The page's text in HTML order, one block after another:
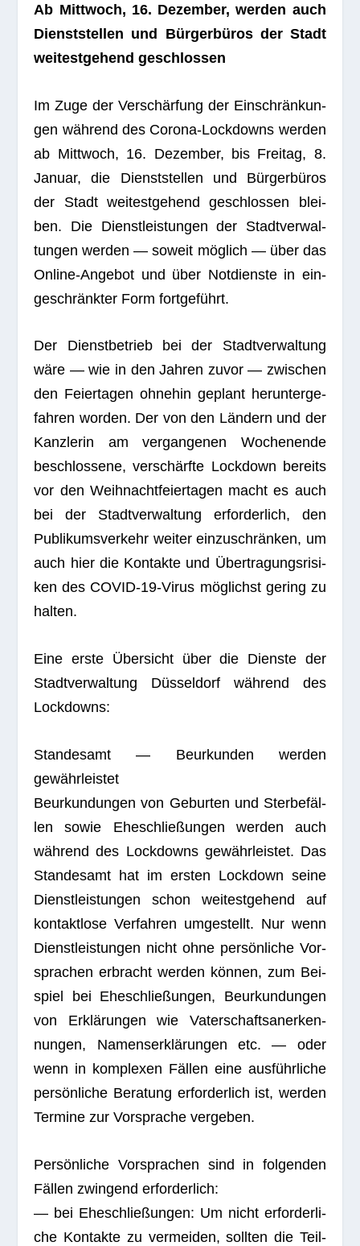
Ab Mitt­woch, 16. Dezem­ber, wer­den auch
Dienst­stel­len und Bür­ger­bü­ros der Stadt
wei­test­ge­hend geschlossen
Im Zuge der Ver­schär­fung der Ein­schrän­kun­
gen wäh­rend des Corona-Lock­downs wer­den
ab Mitt­woch, 16. Dezem­ber, bis Frei­tag, 8.
Januar, die Dienst­stel­len und Bür­ger­bü­ros
der Stadt wei­test­ge­hend geschlos­sen blei­
ben. Die Dienst­leis­tun­gen der Stadt­ver­wal­
tun­gen wer­den — soweit mög­lich — über das
Online-Ange­bot und über Not­dienste in ein­
ge­schränk­ter Form fortgeführt.
Der Dienst­be­trieb bei der Stadt­ver­wal­tung
wäre — wie in den Jah­ren zuvor — zwi­schen
den Fei­er­ta­gen ohne­hin geplant her­un­ter­ge­
fah­ren wor­den. Der von den Län­dern und der
Kanz­le­rin am ver­gan­ge­nen Wochen­ende
beschlos­sene, ver­schärfte Lock­down bereits
vor den Weih­nacht­fei­er­ta­gen macht es auch
bei der Stadt­ver­wal­tung erfor­der­lich, den
Publi­kums­ver­kehr wei­ter ein­zu­schrän­ken, um
auch hier die Kon­takte und Über­tra­gungs­ri­si­
ken des COVID-19-Virus mög­lichst gering zu
halten.
Eine erste Über­sicht über die Dienste der
Stadt­ver­wal­tung Düs­sel­dorf wäh­rend des
Lockdowns:
Stan­des­amt — Beur­kun­den wer­den
gewährleistet
Beur­kun­dun­gen von Gebur­ten und Ster­be­fäl­
len sowie Ehe­schlie­ßun­gen wer­den auch
wäh­rend des Lock­downs gewähr­leis­tet. Das
Stan­des­amt hat im ers­ten Lock­down seine
Dienst­leis­tun­gen schon wei­test­ge­hend auf
kon­takt­lose Ver­fah­ren umge­stellt. Nur wenn
Dienst­leis­tun­gen nicht ohne per­sön­li­che Vor­
spra­chen erbracht wer­den kön­nen, zum Bei­
spiel bei Ehe­schlie­ßun­gen, Beur­kun­dun­gen
von Erklä­run­gen wie Vater­schafts­an­er­ken­
nun­gen, Namens­er­klä­run­gen etc. — oder
wenn in kom­ple­xen Fäl­len eine aus­führ­li­che
per­sön­li­che Bera­tung erfor­der­lich ist, wer­den
Ter­mine zur Vor­spra­che vergeben.
Per­sön­li­che Vor­spra­chen sind in fol­gen­den
Fäl­len zwin­gend erforderlich:
— bei Ehe­schlie­ßun­gen: Um nicht erfor­der­li­
che Kon­takte zu ver­mei­den, soll­ten die Teil­